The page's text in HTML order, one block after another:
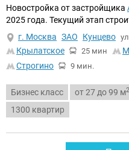
Новостройка от застройщика
2025 года. Текущий этап
г. Москва ЗАО Кунцево
Крылатское 25 мин
Строгино 9 мин.
Бизнес класс от 27 до 99 м2
1300 квартир